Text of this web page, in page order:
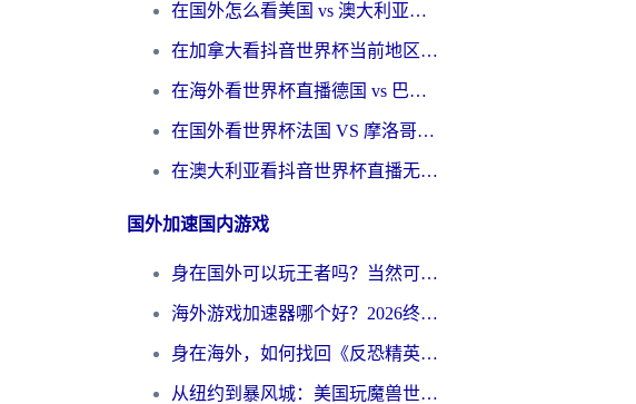
在国外怎么看美国 vs 澳大利亚世界杯直播？海外党必藏的中文解说观赛指南
在加拿大看抖音世界杯当前地区不可播放？海外党体育观赛终极指南
在海外看世界杯直播德国 vs 巴拉圭当前IP受限制？这篇指南帮你轻松解决地区限制
在国外看世界杯法国 VS 摩洛哥仅限中国大陆？别让地域限制拦下你的欢呼
在澳大利亚看抖音世界杯直播无法播放？海外党体育观赛终极指南来了！
国外加速国内游戏
身在国外可以玩王者吗？当然可以，但你需要这份“加速”指南
海外游戏加速器哪个好？2026终极指南帮你畅玩国服+解决卡顿难题
身在海外，如何找回《反恐精英：全球攻势》国服的丝滑手感？一份给你的终极指南
从纽约到暴风城：美国玩魔兽世界，如何找到你的最佳网络航线